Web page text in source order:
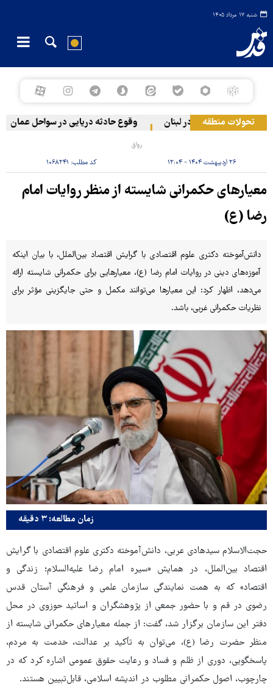
شنبه ۱۷ مرداد ۱۴۰۵
تحولات منطقه
به دو منطقه در لبنان وقوع حادثه دریایی در سواحل عمان
رواق
۲۶ اردیبهشت ۱۴۰۴ - ۱۲:۰۴ کد مطلب: ۱۰۶۸۲۴۱
معیارهای حکمرانی شایسته از منظر روایات امام
رضا (ع)
دانش‌آموخته دکتری علوم اقتصادی با گرایش اقتصاد بین‌الملل، با بیان اینکه
آموزه‌های دینی در روایات امام رضا (ع)، معیارهایی برای حکمرانی شایسته ارائه
می‌دهد، اظهار کرد: این معیارها می‌توانند مکمل و حتی جایگزینی مؤثر برای
نظریات حکمرانی غربی، باشد.
زمان مطالعه: ۳ دقیقه
حجت‌الاسلام سیدهادی عربی، دانش‌آموخته دکتری علوم اقتصادی با گرایش
اقتصاد بین‌الملل، در همایش «سیره امام رضا علیه‌السلام؛ زندگی و
اقتصاد» که به همت نمایندگی سازمان علمی و فرهنگی آستان قدس
رضوی در قم و با حضور جمعی از پژوهشگران و اساتید حوزوی در محل
دفتر این سازمان برگزار شد، گفت: از جمله معیارهای حکمرانی شایسته از
منظر حضرت رضا (ع)، می‌توان به تأکید بر عدالت، خدمت به مردم،
پاسخگویی، دوری از ظلم و فساد و رعایت حقوق عمومی اشاره کرد که در
چارچوب، اصول حکمرانی مطلوب در اندیشه اسلامی، قابل‌تبیین هستند.